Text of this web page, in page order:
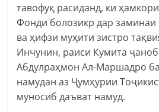
тавофуқ расиданд, ки
Фонди болозикр дар
ва ҳифзи муҳити зистро
Инчунин, раиси Кумита
Абдулраҳмон Ал-Маршадро
намудан аз Ҷумҳурии
муносиб даъват намуд.